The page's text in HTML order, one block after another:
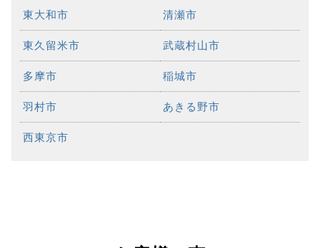
東大和市 清瀬市
東久留米市 武蔵村山市
多摩市 稲城市
羽村市 あきる野市
西東京市